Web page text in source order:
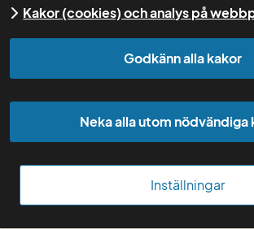
Kakor (cookies) och analys på
Godkänn alla kakor
Neka alla utom nödvändiga
Inställningar
Start Kurser
sekundära resurser och ökat värde?
Matsvinn och
eller sekundära
resurser och
värde?